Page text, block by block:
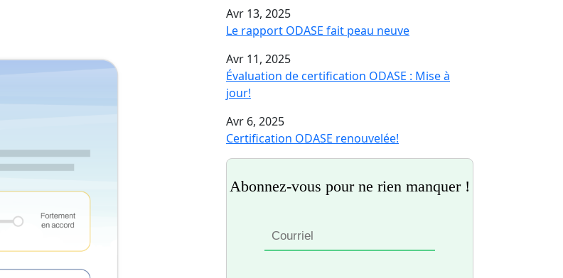
Avr 13, 2025
Le rapport ODASE fait peau neuve
Avr 11, 2025
Évaluation de certification ODASE : Mise à
jour!
Avr 6, 2025
Certification ODASE renouvelée!
Abonnez-vous pour ne rien manquer !